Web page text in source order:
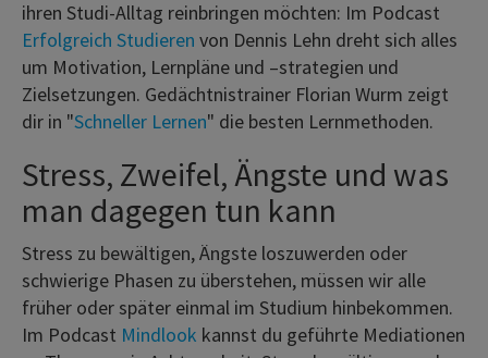
ihren Studi-Alltag reinbringen möchten: Im Podcast
Erfolgreich Studieren von Dennis Lehn dreht sich alles
um Motivation, Lernpläne und –strategien und
Zielsetzungen. Gedächtnistrainer Florian Wurm zeigt
dir in "Schneller Lernen" die besten Lernmethoden.
Stress, Zweifel, Ängste und was
man dagegen tun kann
Stress zu bewältigen, Ängste loszuwerden oder
schwierige Phasen zu überstehen, müssen wir alle
früher oder später einmal im Studium hinbekommen.
Im Podcast Mindlook kannst du geführte Mediationen